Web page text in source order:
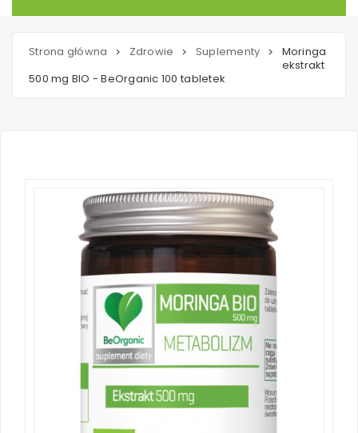
Strona główna > Zdrowie > Suplementy >
Moringa
ekstrakt
500 mg BIO - BeOrganic 100 tabletek